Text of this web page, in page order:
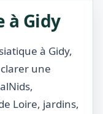
à Gidy
à Gidy,
une
Loire, jardins,